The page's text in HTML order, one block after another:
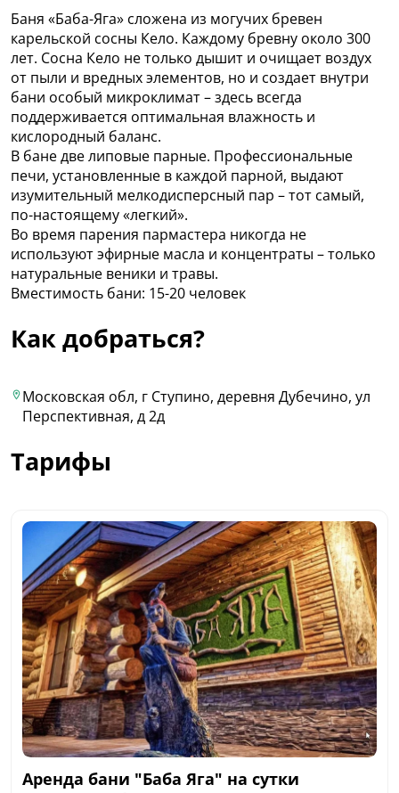
Баня «Баба-Яга» сложена из могучих бревен
карельской сосны Кело. Каждому бревну около 300
лет. Сосна Кело не только дышит и очищает воздух
от пыли и вредных элементов, но и создает внутри
бани особый микроклимат – здесь всегда
поддерживается оптимальная влажность и
кислородный баланс.
В бане две липовые парные. Профессиональные
печи, установленные в каждой парной, выдают
изумительный мелкодисперсный пар – тот самый,
по-настоящему «легкий».
Во время парения пармастера никогда не
используют эфирные масла и концентраты – только
натуральные веники и травы.
Вместимость бани: 15-20 человек
Как добраться?
Московская обл, г Ступино, деревня Дубечино, ул
Перспективная, д 2д
Тарифы
Аренда бани "Баба Яга" на сутки